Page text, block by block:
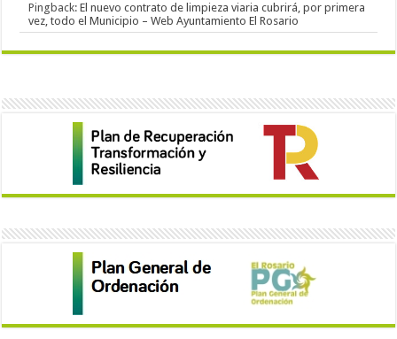
Pingback:El nuevo contrato de limpieza viaria cubrirá, por primera
vez, todo el Municipio – Web Ayuntamiento El Rosario